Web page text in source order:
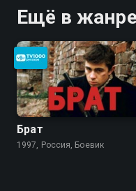
Ещё в
Брат
1997, Россия, Боевик